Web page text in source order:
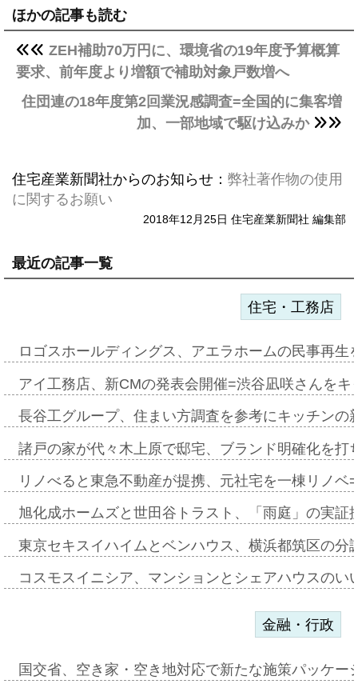
ほかの記事も読む
ZEH補助70万円に、環境省の19年度予算概算
要求、前年度より増額で補助対象戸数増へ
住団連の18年度第2回業況感調査=全国的に集客増
加、一部地域で駆け込みか
住宅産業新聞社からのお知らせ： 弊社著作物の使用
に関するお願い
2018年12月25日 住宅産業新聞社 編集部
最近の記事一覧
住宅・工務店
ロゴスホールディングス、アエラホームの民事再
アイ工務店、新CMの発表会開催=渋谷凪咲さんを
長谷工グループ、住まい方調査を参考にキッチン
諸戸の家が代々木上原で邸宅、ブランド明確化を
リノべると東急不動産が提携、元社宅を一棟リノ
旭化成ホームズと世田谷トラスト、「雨庭」の実
東京セキスイハイムとベンハウス、横浜都筑区の
コスモスイニシア、マンションとシェアハウスの
金融・行政
国交省、空き家・空き地対応で新たな施策パッケ